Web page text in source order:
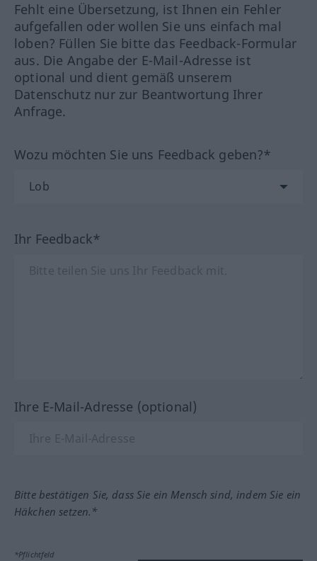
Fehlt eine Übersetzung, ist Ihnen ein Fehler
aufgefallen oder wollen Sie uns einfach mal
loben? Füllen Sie bitte das Feedback-Formular
aus. Die Angabe der E-Mail-Adresse ist
optional und dient gemäß unserem
Datenschutz nur zur Beantwortung Ihrer
Anfrage.
Wozu möchten Sie uns Feedback geben?*
Ihr Feedback*
Ihre E-Mail-Adresse (optional)
Bitte bestätigen Sie, dass Sie ein Mensch sind, indem Sie ein
Häkchen setzen.*
*Pflichtfeld